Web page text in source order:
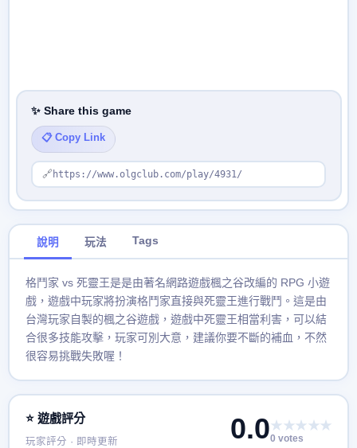
✨ Share this game
📋 Copy Link
🔗 https://www.olgclub.com/play/4931/
說明 玩法 Tags
格鬥家 vs 死靈王是是由著名網路遊戲楓之谷改編的 RPG 小遊
戲，遊戲中玩家將扮演格鬥家直接與死靈王進行戰鬥。這是由
台灣玩家自製的楓之谷遊戲，遊戲中死靈王相當利害，可以結
合很多技能攻擊，玩家可別大意，建議你要不斷的補血，不然
很容易挑戰失敗喔！
⭐ 遊戲評分
玩家評分 · 即時更新 0.0★★★★★
0 votes